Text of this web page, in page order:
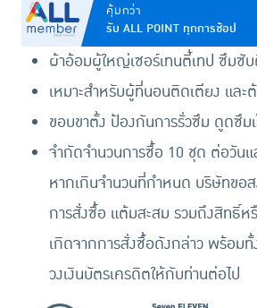
คุ้มกว่า
รับ ALL POINT ทุกการช้อป
ผ้าอ้อมผู้ใหญ่เซอร์เทนตี้เทป ซึมซั
เหมาะสำหรับผู้ที่นอนติดเตียง และ
ขอบขาตั้ง ป้องกันการรั่วซึม ดูดซึม
จำกัดจำนวนการซื้อ 10 ชุด ต่อวัน
หากเกินจำนวนที่กำหนด บริษัทขอ
การสั่งซื้อ แต้มสะสม รวมถึงสิทธิ์ห
เกิดจากการสั่งซื้อดังกล่าว พร้อมทั้
วงเงินบัตรเครดิตให้กับท่านต่อไป